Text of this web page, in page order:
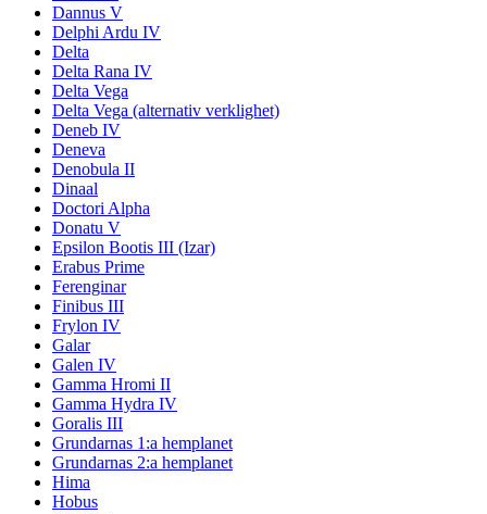
Dannus V
Delphi Ardu IV
Delta
Delta Rana IV
Delta Vega
Delta Vega (alternativ verklighet)
Deneb IV
Deneva
Denobula II
Dinaal
Doctori Alpha
Donatu V
Epsilon Bootis III (Izar)
Erabus Prime
Ferenginar
Finibus III
Frylon IV
Galar
Galen IV
Gamma Hromi II
Gamma Hydra IV
Goralis III
Grundarnas 1:a hemplanet
Grundarnas 2:a hemplanet
Hima
Hobus